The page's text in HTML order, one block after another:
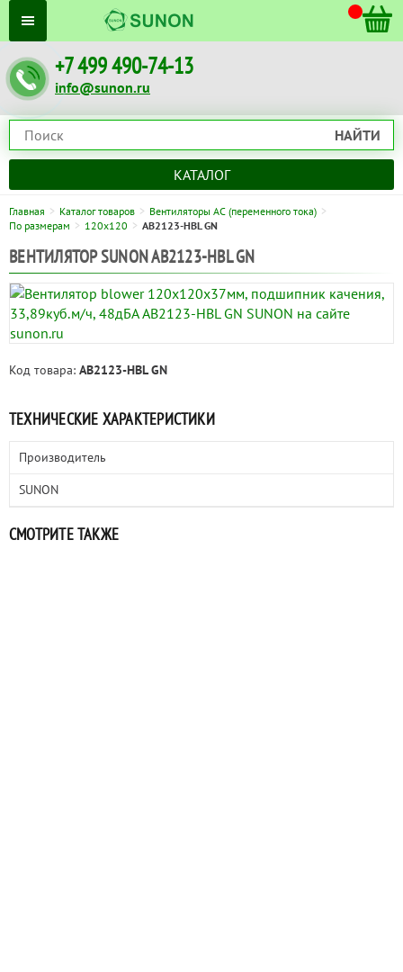
+7 499 490-74-13
info@sunon.ru
НАЙТИ
КАТАЛОГ
Главная Каталог товаров
Вентиляторы AC (переменного тока)
По размерам
120x120 AB2123-HBL GN
ВЕНТИЛЯТОР SUNON AB2123-HBL GN
Код товара: AB2123-HBL GN
ТЕХНИЧЕСКИЕ ХАРАКТЕРИСТИКИ
Производитель
SUNON
СМОТРИТЕ ТАКЖЕ